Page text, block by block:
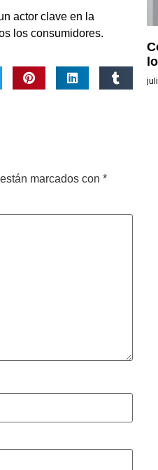
actor clave en la
los consumidores.
marcados con *